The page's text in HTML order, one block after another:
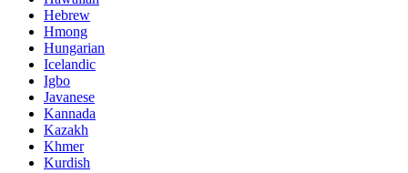
Hebrew
Hmong
Hungarian
Icelandic
Igbo
Javanese
Kannada
Kazakh
Khmer
Kurdish